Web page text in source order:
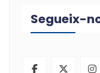
Segueix-